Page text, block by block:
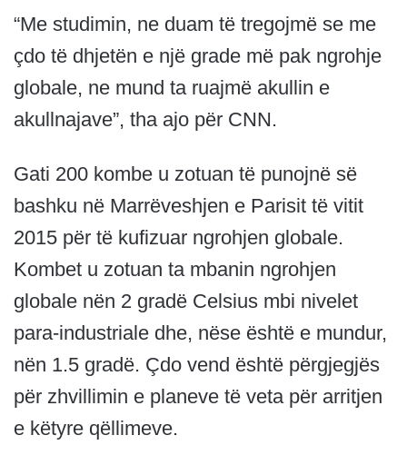
“Me studimin, ne duam të tregojmë se me
çdo të dhjetën e një grade më pak ngrohje
globale, ne mund ta ruajmë akullin e
akullnajave”, tha ajo për CNN.
Gati 200 kombe u zotuan të punojnë së
bashku në Marrëveshjen e Parisit të vitit
2015 për të kufizuar ngrohjen globale.
Kombet u zotuan ta mbanin ngrohjen
globale nën 2 gradë Celsius mbi nivelet
para-industriale dhe, nëse është e mundur,
nën 1.5 gradë. Çdo vend është përgjegjës
për zhvillimin e planeve të veta për arritjen
e këtyre qëllimeve.